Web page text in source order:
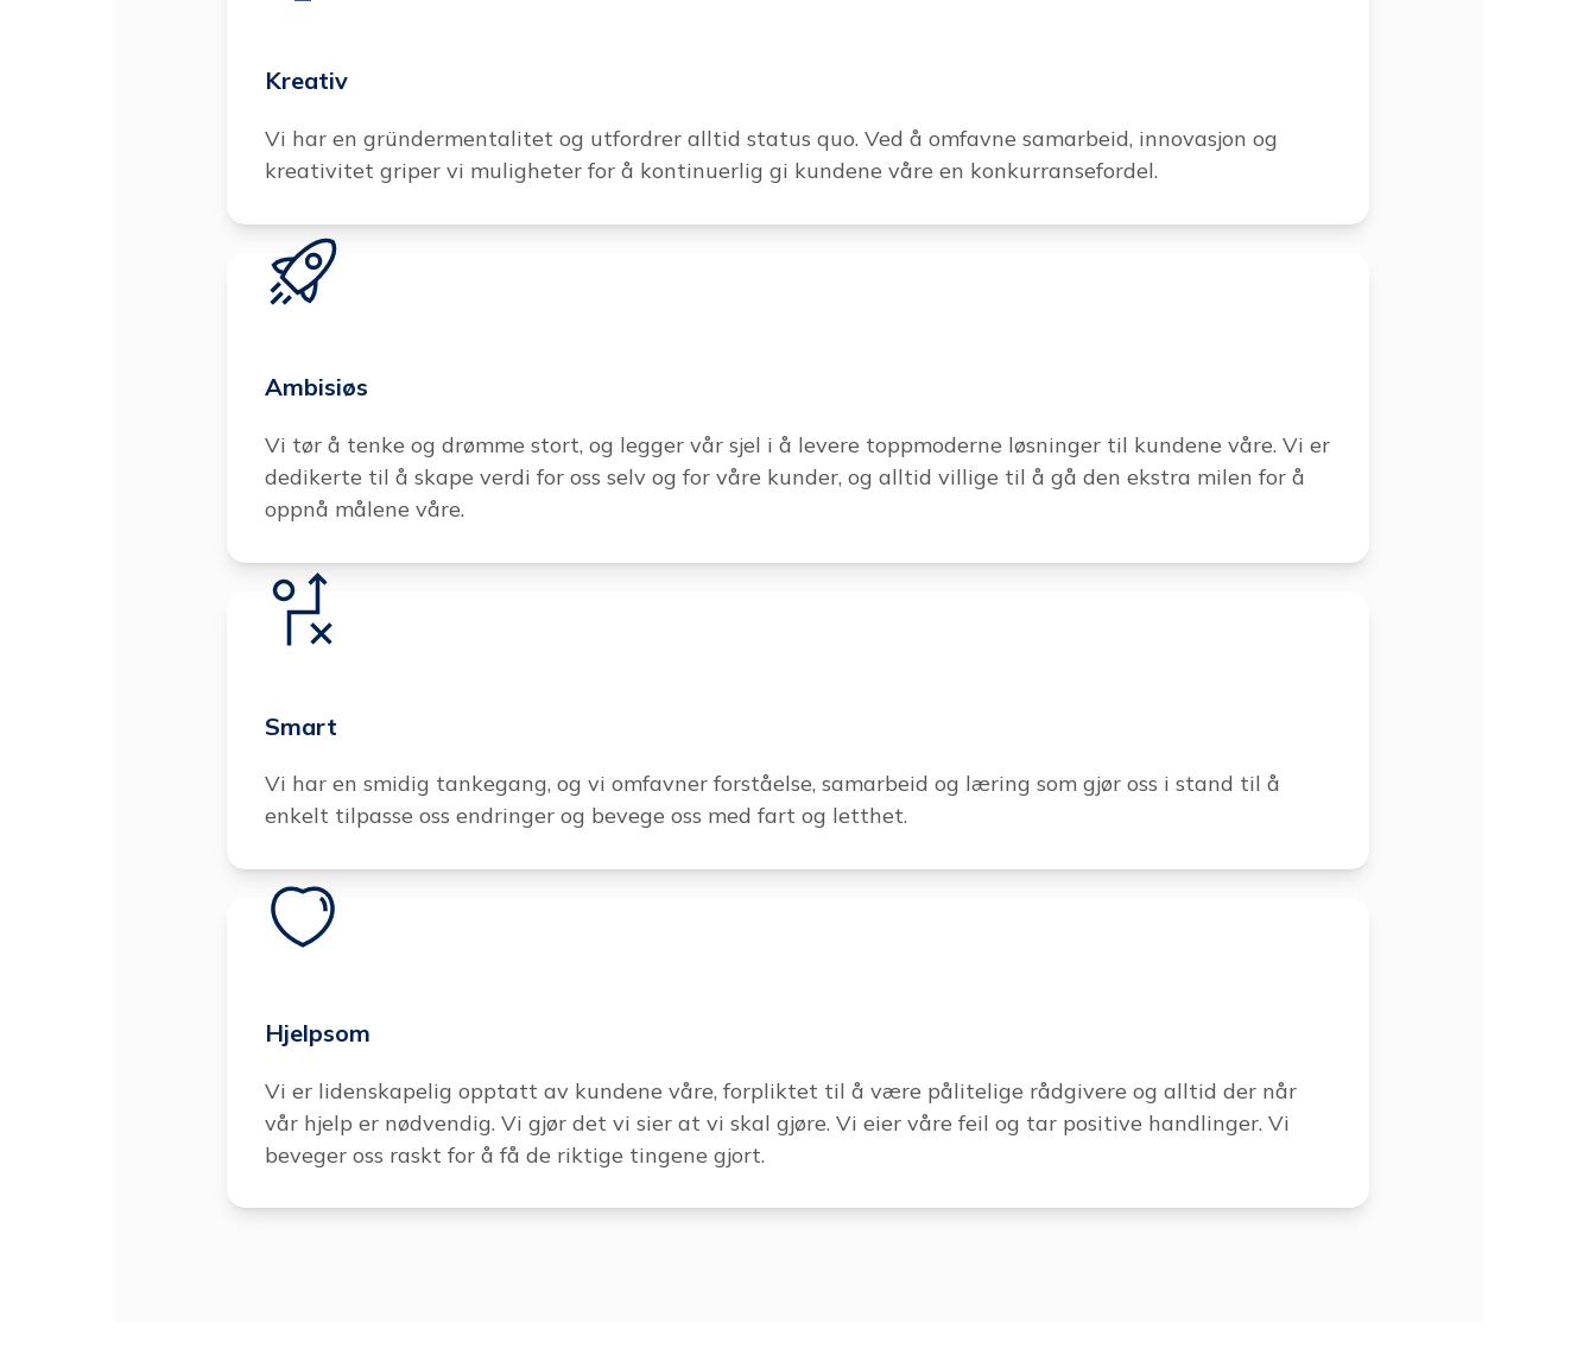
Kreativ
Vi har en gründermentalitet og utfordrer alltid status quo. Ved å omfavne samarbeid, innovasjon og
kreativitet griper vi muligheter for å kontinuerlig gi kundene våre en konkurransefordel.
Ambisiøs
Vi tør å tenke og drømme stort, og legger vår sjel i å levere toppmoderne løsninger til kundene våre. Vi er
dedikerte til å skape verdi for oss selv og for våre kunder, og alltid villige til å gå den ekstra milen for å
oppnå målene våre.
Smart
Vi har en smidig tankegang, og vi omfavner forståelse, samarbeid og læring som gjør oss i stand til å
enkelt tilpasse oss endringer og bevege oss med fart og letthet.
Hjelpsom
Vi er lidenskapelig opptatt av kundene våre, forpliktet til å være pålitelige rådgivere og alltid der når
vår hjelp er nødvendig. Vi gjør det vi sier at vi skal gjøre. Vi eier våre feil og tar positive handlinger. Vi
beveger oss raskt for å få de riktige tingene gjort.